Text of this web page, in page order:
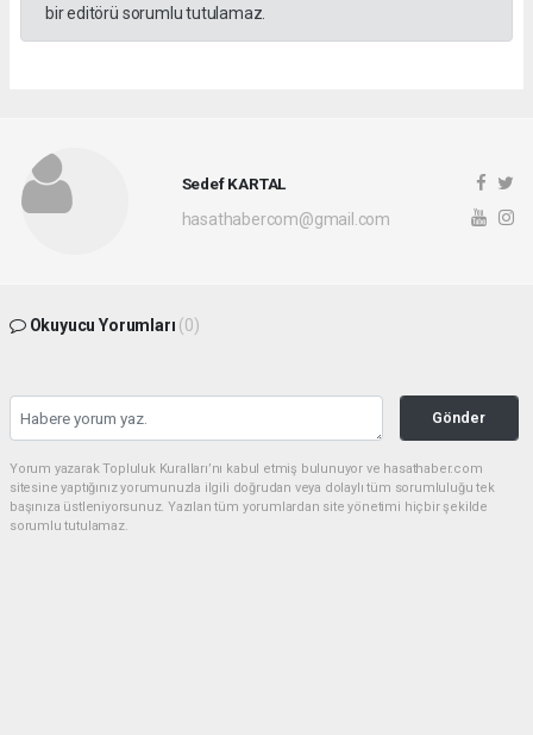
bir editörü sorumlu tutulamaz.
Sedef KARTAL
hasathabercom@gmail.com
Okuyucu Yorumları (0)
Gönder
Yorum yazarak Topluluk Kuralları’nı kabul etmiş bulunuyor ve hasathaber.com
sitesine yaptığınız yorumunuzla ilgili doğrudan veya dolaylı tüm sorumluluğu tek
başınıza üstleniyorsunuz. Yazılan tüm yorumlardan site yönetimi hiçbir şekilde
sorumlu tutulamaz.